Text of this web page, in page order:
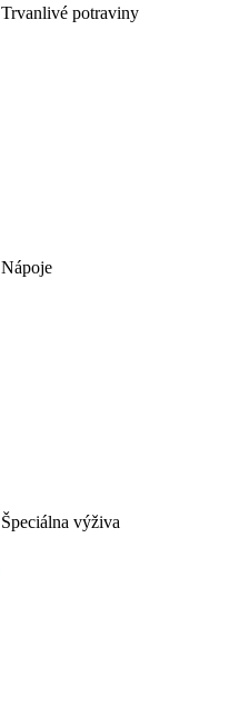
Trvanlivé potraviny
Nápoje
Špeciálna výživa